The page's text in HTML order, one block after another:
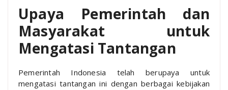
Upaya Pemerintah dan
Masyarakat untuk
Mengatasi Tantangan
Pemerintah Indonesia telah berupaya untuk
mengatasi tantangan ini dengan berbagai kebijakan